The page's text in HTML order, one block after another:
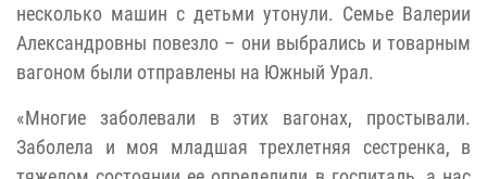
несколько машин с детьми утонули. Семье Валерии
Александровны повезло – они выбрались и товарным
вагоном были отправлены на Южный Урал.
«Многие заболевали в этих вагонах, простывали.
Заболела и моя младшая трехлетняя сестренка, в